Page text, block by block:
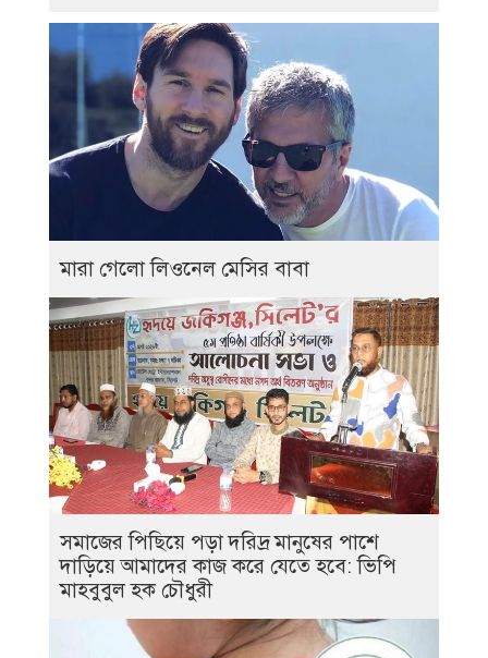
মারা গেলো লিওনেল মেসির বাবা
সমাজের পিছিয়ে পড়া দরিদ্র মানুষের পাশে
দাড়িয়ে আমাদের কাজ করে যেতে হবে: ভিপি
মাহবুবুল হক চৌধুরী